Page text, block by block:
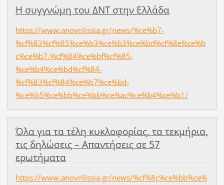
Η συγγνώμη του ΔΝΤ στην Ελλάδα
https://www.anovrilissia.gr/news/%ce%b7-
%cf%83%cf%85%ce%b3%ce%b3%ce%bd%cf%8e%ce%b
c%ce%b7-%cf%84%ce%bf%cf%85-
%ce%b4%ce%bd%cf%84-
%cf%83%cf%84%ce%b7%ce%bd-
%ce%b5%ce%bb%ce%bb%ce%ac%ce%b4%ce%b1/
Όλα για τα τέλη κυκλοφορίας, τα τεκμήρια,
τις δηλώσεις – Απαντήσεις σε 57
ερωτήματα
https://www.anovrilissia.gr/news/%cf%8c%ce%bb%ce%